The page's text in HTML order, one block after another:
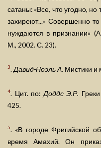
сатаны: «Все, что угодно,
захиреют...» Совершенно
нуждаются в признании»
М., 2002. С. 23).
3.Давид-Ноэль А. Мистики и
4. Цит. по: Доддс Э.Р.
425.
5. «В городе Фригийской
время Амахий. Он